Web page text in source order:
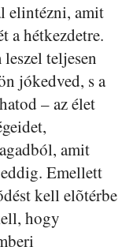
elintézni, amit
a hétkezdetre.
teljesen
jókedved, s a
– az élet
amit
Emellett
kell elõtérbe
hogy